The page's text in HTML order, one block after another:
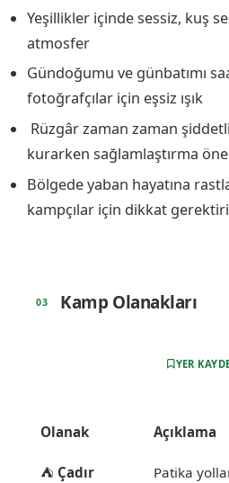
Yeşillikler içinde sessiz, kuş
atmosfer
Gündoğumu ve günbatımı
fotoğrafçılar için eşsiz ışık
Rüzgâr zaman zaman
kurarken sağlamlaştırma
Bölgede yaban hayatına
kampçılar için dikkat
️ Kamp Olanakları
YER
Olanak Açıklama
⛺ Çadır
Patika